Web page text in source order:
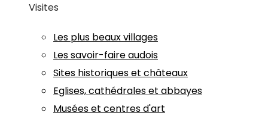
Visites
Les plus beaux villages
Les savoir-faire audois
Sites historiques et châteaux
Eglises, cathédrales et abbayes
Musées et centres d'art